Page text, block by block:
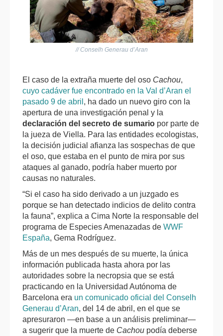
// Conselh Generau d’Aran
El caso de la extraña muerte del oso Cachou,
cuyo cadáver fue encontrado en la Val d’Aran el
pasado 9 de abril , ha dado un nuevo giro con la
apertura de una investigación penal y la
declaración del secreto de sumario por parte de
la jueza de Viella. Para las entidades ecologistas,
la decisión judicial afianza las sospechas de que
el oso, que estaba en el punto de mira por sus
ataques al ganado, podría haber muerto por
causas no naturales.
“Si el caso ha sido derivado a un juzgado es
porque se han detectado indicios de delito contra
la fauna”, explica a Cima Norte la responsable del
programa de Especies Amenazadas de WWF
España, Gema Rodríguez.
Más de un mes después de su muerte, la única
información publicada hasta ahora por las
autoridades sobre la necropsia que se está
practicando en la Universidad Autónoma de
Barcelona era un comunicado oficial del Conselh
Generau d’Aran, del 14 de abril, en el que se
apresuraron —en base a un análisis preliminar—
a sugerir que la muerte de Cachou podía deberse